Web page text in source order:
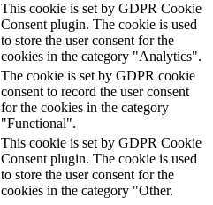
This cookie is set by GDPR Cookie
Consent plugin. The cookie is used
to store the user consent for the
cookies in the category "Analytics".
The cookie is set by GDPR cookie
consent to record the user consent
for the cookies in the category
"Functional".
This cookie is set by GDPR Cookie
Consent plugin. The cookie is used
to store the user consent for the
cookies in the category "Other.